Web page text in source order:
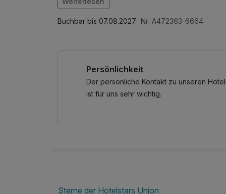
Coffee to go begleitet Sie dabei und sorgt
im Mittelpunkt stehen.
Buchbar bis 07.08.2027. Nr: A472363-6664
Persönlichkeit
Der persönliche Kontakt zu unseren
ist für uns sehr wichtig.
Sterne der Hotelstars Union